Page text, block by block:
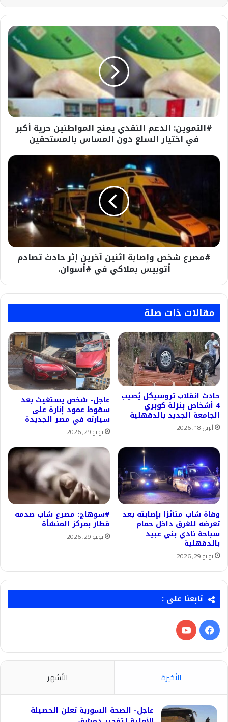
#التموين:
النقدي
يمنح
المواطنين
حرية
أكبر
في
اختيار
السلع
بالمستحقين
#التموين: الدعم النقدي يمنح المواطنين حرية أكبر
في اختيار السلع دون المساس بالمستحقين
#مصرع
حادث
تصادم
أتوبيس
بملاكي
#مصرع شخص وإصابة اثنين آخرين إثر حادث تصادم
أتوبيس بملاكي في #أسوان.
مقالات ذات صلة
حادث انقلاب تروسيكل يُصيب
4 أشخاص بنزلة كوبري
الجامعة الجديد بالدقهلية
أبريل 18, 2026
عاجل- شخص يستغيث بعد
سقوط عمود إنارة على
سيارته في مصر الجديدة
يوليو 29, 2026
وفاة شاب متأثرًا بإصابته بعد
تعرضه للغرق داخل حمام
سباحة نادي بني عبيد
بالدقهلية
يونيو 29, 2026
#سوهاج: مصرع شاب صدمه
قطار بمركز المنشأة
يونيو 29, 2026
تابعنا على :
فيسبوك‫YouTube
الأخيرة الأشهر
عاجل- الصحة السورية تعلن الحصيلة